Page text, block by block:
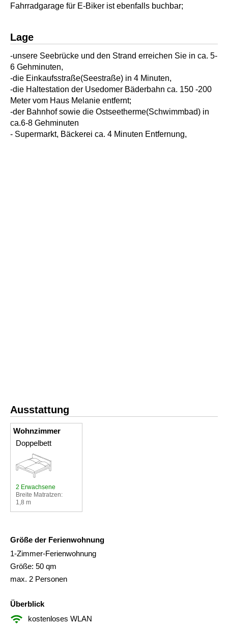
Fahrradgarage für E-Biker ist ebenfalls buchbar;
Lage
-unsere Seebrücke und den Strand erreichen Sie in ca. 5-
6 Gehminuten,
-die Einkaufsstraße(Seestraße) in 4 Minuten,
-die Haltestation der Usedomer Bäderbahn ca. 150 -200
Meter vom Haus Melanie entfernt;
-der Bahnhof sowie die Ostseetherme(Schwimmbad) in
ca.6-8 Gehminuten
- Supermarkt, Bäckerei ca. 4 Minuten Entfernung,
Ausstattung
Wohnzimmer
Doppelbett
2 Erwachsene
Breite Matratzen:
1,8 m
Größe der Ferienwohnung
1-Zimmer-Ferienwohnung
Größe: 50 qm
max. 2 Personen
Überblick
kostenloses WLAN